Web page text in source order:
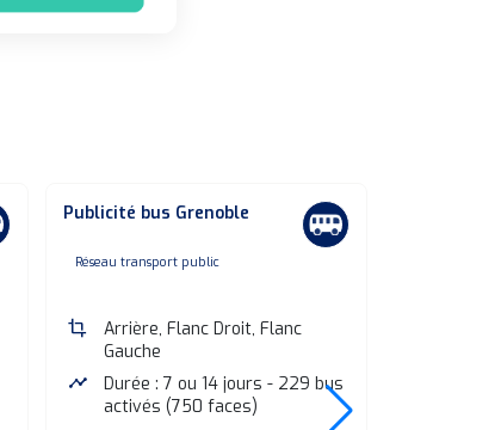
Publicité bus Grenoble
none
Réseau transport public
crop
Arrière, Flanc Droit, Flanc
Gauche
timeline
Durée : 7 ou 14 jours - 229 bus
activés (750 faces)